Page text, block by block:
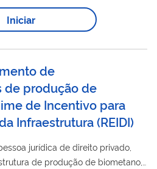
e outros bens que tenham
de determinados
Iniciar
de
produção de
de Incentivo para
Infraestrutura(REIDI)
jurídica de direito privado,
de produção de biometano,